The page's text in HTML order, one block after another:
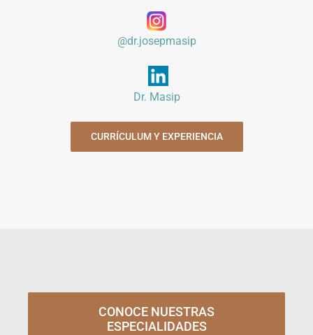
@dr.josepmasip
Dr. Masip
CURRÍCULUM Y EXPERIENCIA
CONOCE NUESTRAS
ESPECIALIDADES